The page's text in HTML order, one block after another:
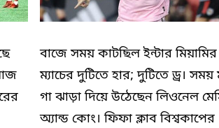
বাজে সময় কাটছিল ইন্টার
ম্যাচের দুটিতে হার; দুটিতে ড্র।
গা ঝাড়া দিয়ে উঠেছেন লিওনেল
অ্যান্ড কোং। ফিফা ক্লাব বিশ্বকাপের